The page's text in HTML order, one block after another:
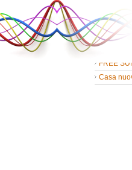
GRATIS
FREE
Casa